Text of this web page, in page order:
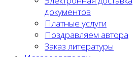
документов
Платные услуги
Поздравляем автора
Заказ литературы